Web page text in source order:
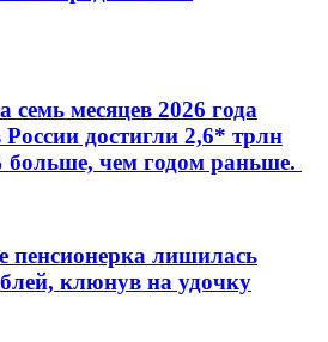
месяцев 2026 года
достигли 2,6* трлн
больше, чем годом раньше.
пенсионерка лишилась
клюнув на удочку